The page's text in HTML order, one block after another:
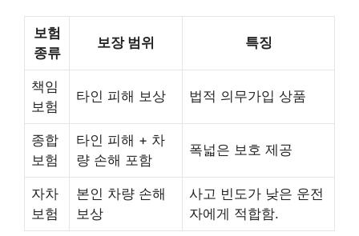
보험
종류
보장 범위 특징
책임
보험
타인 피해 보상 법적 의무가입 상품
종합
보험
타인 피해 + 차
량 손해 포함
폭넓은 보호 제공
자차
보험
본인 차량 손해
보상
사고 빈도가 낮은 운전
자에게 적합함.